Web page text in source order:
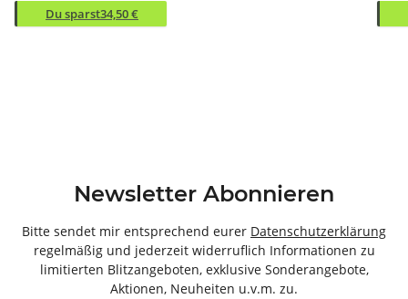
Du sparst34,50 €
Newsletter Abonnieren
Bitte sendet mir entsprechend eurer Datenschutzerklärung
regelmäßig und jederzeit widerruflich Informationen zu
limitierten Blitzangeboten, exklusive Sonderangebote,
Aktionen, Neuheiten u.v.m. zu.